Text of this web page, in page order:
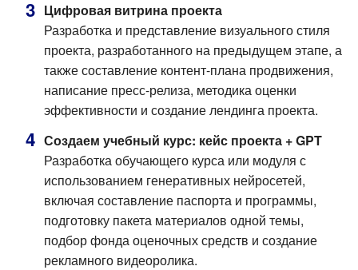
Цифровая витрина проекта
Разработка и представление визуального стиля
проекта, разработанного на предыдущем этапе, а
также составление контент-плана продвижения,
написание пресс-релиза, методика оценки
эффективности и создание лендинга проекта.
Создаем учебный курс: кейс проекта + GPT
Разработка обучающего курса или модуля с
использованием генеративных нейросетей,
включая составление паспорта и программы,
подготовку пакета материалов одной темы,
подбор фонда оценочных средств и создание
рекламного видеоролика.